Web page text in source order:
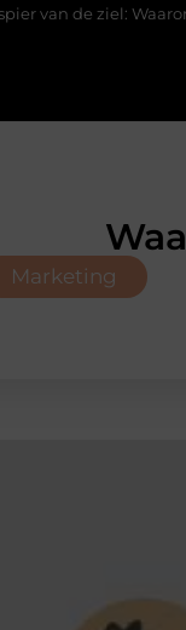
ziel: Waarom de
Marketing